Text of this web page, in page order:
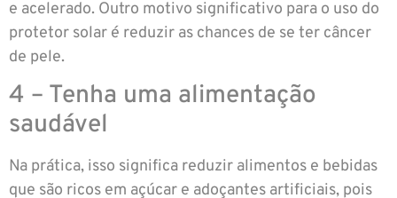
e acelerado. Outro motivo significativo para o uso do
protetor solar é reduzir as chances de se ter câncer
de pele.
4 – Tenha uma alimentação
saudável
Na prática, isso significa reduzir alimentos e bebidas
que são ricos em açúcar e adoçantes artificiais, pois